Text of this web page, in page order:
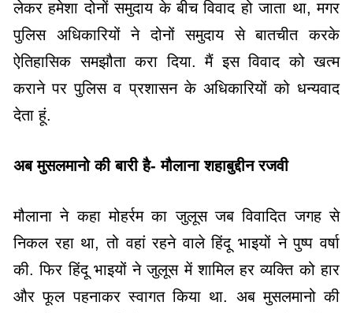
लेकर हमेशा दोनों समुदाय के बीच विवाद हो जाता था, मगर
पुलिस अधिकारियों ने दोनों समुदाय से बातचीत करके
ऐतिहासिक समझौता करा दिया. मैं इस विवाद को खत्म
कराने पर पुलिस व प्रशासन के अधिकारियों को धन्यवाद
देता हूं.
अब मुसलमानो की बारी है- मौलाना शहाबुद्दीन रजवी
मौलाना ने कहा मोहर्रम का जुलूस जब विवादित जगह से
निकल रहा था, तो वहां रहने वाले हिंदू भाइयों ने पुष्प वर्षा
की. फिर हिंदू भाइयों ने जुलूस में शामिल हर व्यक्ति को हार
और फूल पहनाकर स्वागत किया था. अब मुसलमानो की